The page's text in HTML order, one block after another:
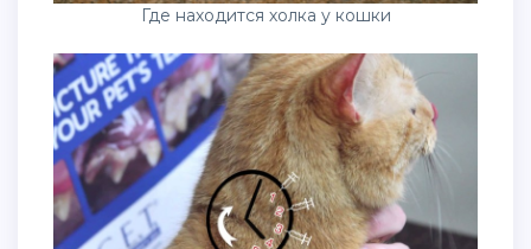
Где находится холка у кошки